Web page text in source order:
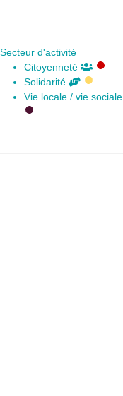
Secteur d'activité
Citoyenneté
Solidarité
Vie locale / vie sociale